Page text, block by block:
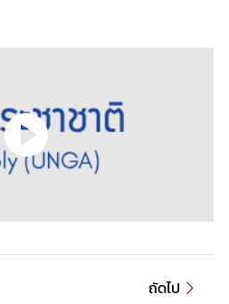
ถัดไป